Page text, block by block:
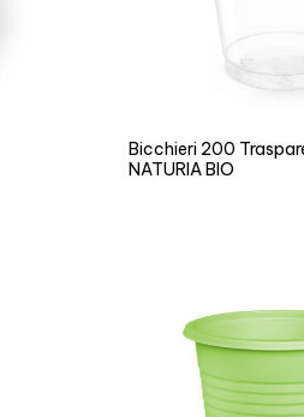
Bicchieri 200
NATURIA BIO